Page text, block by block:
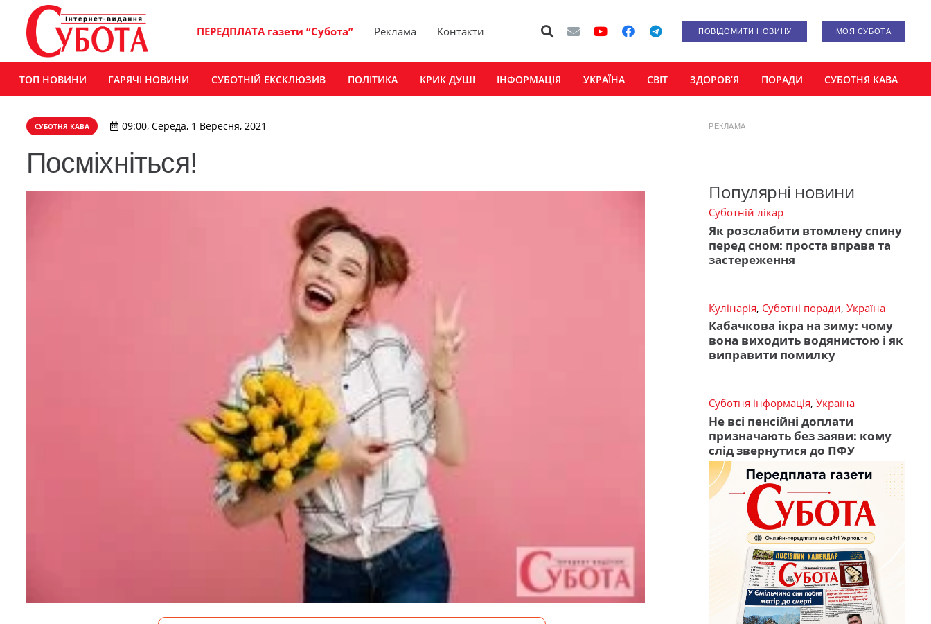
ПЕРЕДПЛАТА газети “Субота” Реклама Контакти ПОВІДОМИТИ НОВИНУ МОЯ СУБОТА
ТОП НОВИНИ ГАРЯЧІ НОВИНИ СУБОТНІЙ ЕКСКЛЮЗИВ ПОЛІТИКА КРИК ДУШІ ІНФОРМАЦІЯ УКРАЇНА СВІТ ЗДОРОВ’Я ПОРАДИ СУБОТНЯ КАВА
СУБОТНЯ КАВА 09:00, Середа, 1 Вересня, 2021
Посміхніться!
РЕКЛАМА
Популярні новини
Суботній лікар
Як розслабити втомлену спину
перед сном: проста вправа та
застереження
Кулінарія, Суботні поради, Україна
Кабачкова ікра на зиму: чому
вона виходить водянистою і як
виправити помилку
Суботня інформація, Україна
Не всі пенсійні доплати
призначають без заяви: кому
слід звернутися до ПФУ